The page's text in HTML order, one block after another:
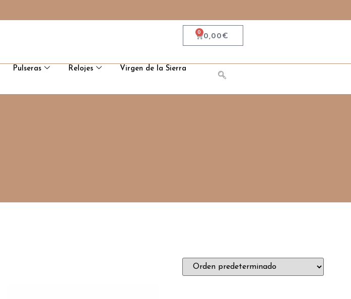
0,00€
0
Pulseras Relojes Virgen de la Sierra